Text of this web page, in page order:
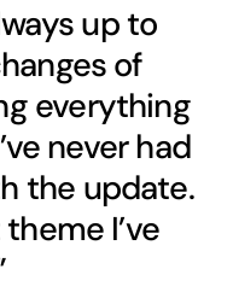
up to
of
everything
never had
the update.
I’ve